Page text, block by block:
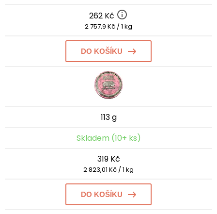
262 Kč
2 757,9 Kč / 1 kg
DO KOŠÍKU
113 g
Skladem (10+ ks)
319 Kč
2 823,01 Kč / 1 kg
DO KOŠÍKU